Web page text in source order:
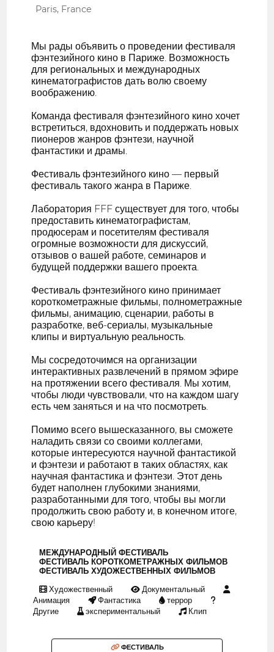
Paris, France
Мы рады объявить о проведении фестиваля
фэнтезийного кино в Париже. Возможность
для региональных и международных
кинематографистов дать волю своему
воображению.
Команда фестиваля фэнтезийного кино хочет
встретиться, вдохновить и поддержать новых
пионеров жанров фэнтези, научной
фантастики и драмы.
Фестиваль фэнтезийного кино — первый
фестиваль такого жанра в Париже.
Лаборатория FFF существует для того, чтобы
предоставить кинематографистам,
продюсерам и посетителям фестиваля
огромные возможности для дискуссий,
отзывов о вашей работе, семинаров и
будущей поддержки вашего проекта.
Фестиваль фэнтезийного кино принимает
короткометражные фильмы, полнометражные
фильмы, анимацию, сценарии, работы в
разработке, веб-сериалы, музыкальные
клипы и виртуальную реальность.
Мы сосредоточимся на организации
интерактивных развлечений в прямом эфире
на протяжении всего фестиваля. Мы хотим,
чтобы люди чувствовали, что на каждом шагу
есть чем заняться и на что посмотреть.
Помимо всего вышесказанного, вы сможете
наладить связи со своими коллегами,
которые интересуются научной фантастикой
и фэнтези и работают в таких областях, как
научная фантастика и фэнтези. Этот день
будет наполнен глубокими знаниями,
разработанными для того, чтобы вы могли
продолжить свою работу и, в конечном итоге,
свою карьеру!
МЕЖДУНАРОДНЫЙ ФЕСТИВАЛЬ
ФЕСТИВАЛЬ КОРОТКОМЕТРАЖНЫХ ФИЛЬМОВ
ФЕСТИВАЛЬ ХУДОЖЕСТВЕННЫХ ФИЛЬМОВ
Художественный
Документальный
Анимация
Фантастика
террор
Другие
экспериментальный Клип
ФЕСТИВАЛЬ